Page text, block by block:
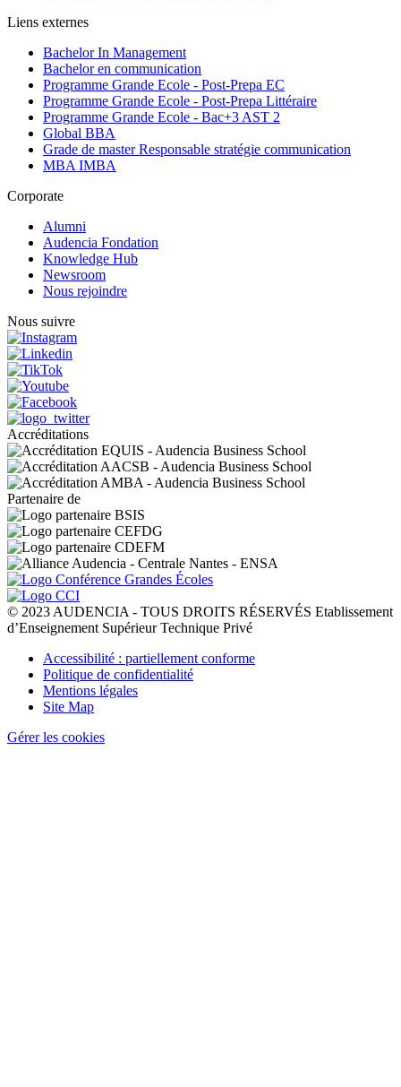
Liens externes
Bachelor In Management
Bachelor en communication
Programme Grande Ecole - Post-Prepa EC
Programme Grande Ecole - Post-Prepa Littéraire
Programme Grande Ecole - Bac+3 AST 2
Global BBA
Grade de master Responsable stratégie communication
MBA IMBA
Corporate
Alumni
Audencia Fondation
Knowledge Hub
Newsroom
Nous rejoindre
Nous suivre
Accréditations
Partenaire de
© 2023 AUDENCIA - TOUS DROITS RÉSERVÉS Etablissement
d’Enseignement Supérieur Technique Privé
Pied
page
Accessibilité : partiellement conforme
Politique de confidentialité
Mentions légales
Site Map
Gérer les cookies